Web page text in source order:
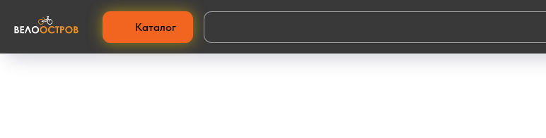
Каталог